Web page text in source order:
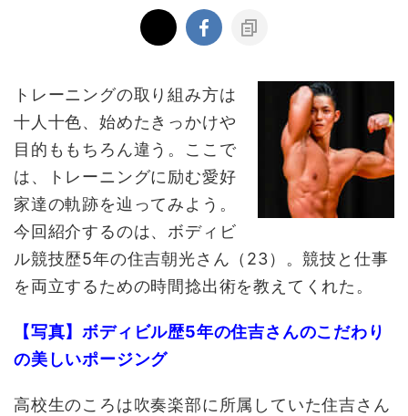
トレーニングの取り組み方は
十人十色、始めたきっかけや
目的ももちろん違う。ここで
は、トレーニングに励む愛好
家達の軌跡を辿ってみよう。
今回紹介するのは、ボディビ
ル競技歴5年の住吉朝光さん（23）。競技と仕事
を両立するための時間捻出術を教えてくれた。
【写真】ボディビル歴5年の住吉さんのこだわり
の美しいポージング
高校生のころは吹奏楽部に所属していた住吉さん